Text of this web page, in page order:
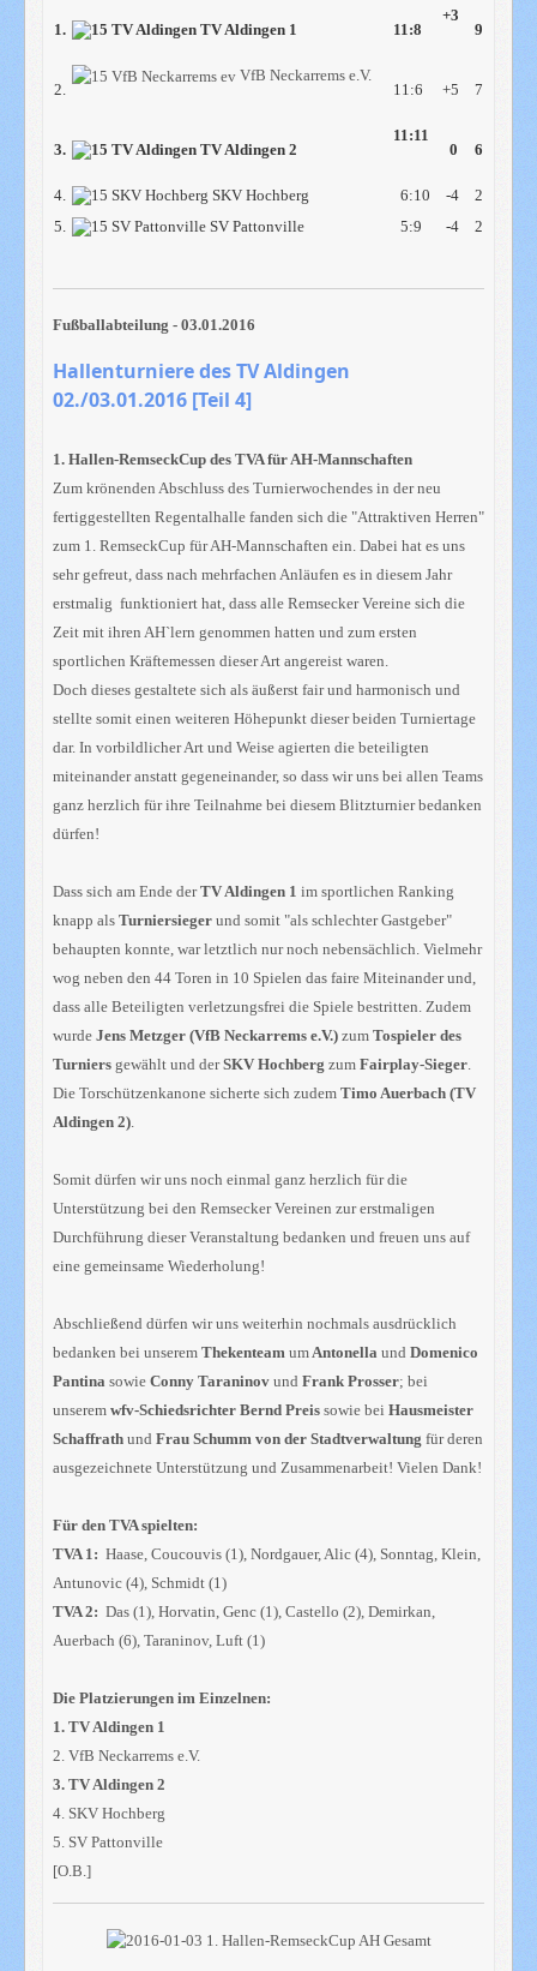
1. TV Aldingen 1 11:8
+3
9
2.
VfB Neckarrems e.V.
11:6
+5 7
3. TV Aldingen 2
11:11
0
6
4. SKV Hochberg 6:10 -4
2
5.
SV Pattonville 5:9 -4 2
Fußballabteilung - 03.01.2016
Hallenturniere des TV Aldingen
02./03.01.2016 [Teil 4]
1. Hallen-RemseckCup des TVA für AH-Mannschaften
Zum krönenden Abschluss des Turnierwochendes in der neu
fertiggestellten Regentalhalle fanden sich die "Attraktiven Herren"
zum 1. RemseckCup für AH-Mannschaften ein. Dabei hat es uns
sehr gefreut, dass nach mehrfachen Anläufen es in diesem Jahr
erstmalig funktioniert hat, dass alle Remsecker Vereine sich die
Zeit mit ihren AH`lern genommen hatten und zum ersten
sportlichen Kräftemessen dieser Art angereist waren.
Doch dieses gestaltete sich als äußerst fair und harmonisch und
stellte somit einen weiteren Höhepunkt dieser beiden Turniertage
dar. In vorbildlicher Art und Weise agierten die beteiligten
miteinander anstatt gegeneinander, so dass wir uns bei allen Teams
ganz herzlich für ihre Teilnahme bei diesem Blitzturnier bedanken
dürfen!
Dass sich am Ende derTV Aldingen 1 im sportlichen Ranking
knapp als Turniersiegerund somit "als schlechter Gastgeber"
behaupten konnte, war letztlich nur noch nebensächlich. Vielmehr
wog neben den 44 Toren in 10 Spielen das faire Miteinander und,
dass alle Beteiligten verletzungsfrei die Spiele bestritten. Zudem
wurde Jens Metzger (VfB Neckarrems e.V.)zum Tospieler des
Turniersgewählt und derSKV Hochberg zum Fairplay-Sieger.
Die Torschützenkanone sicherte sich zudem Timo Auerbach (TV
Aldingen 2).
Somit dürfen wir uns noch einmal ganz herzlich für die
Unterstützung bei den Remsecker Vereinen zur erstmaligen
Durchführung dieser Veranstaltung bedanken und freuen uns auf
eine gemeinsame Wiederholung!
Abschließend dürfen wir uns weiterhin nochmals ausdrücklich
bedanken bei unserem Thekenteam um Antonella und Domenico
Pantina sowieConny Taraninov und Frank Prosser; bei
unserem wfv-Schiedsrichter Bernd Preissowie bei Hausmeister
Schaffrathund Frau Schumm von der Stadtverwaltung für deren
ausgezeichnete Unterstützung und Zusammenarbeit! Vielen Dank!
Für den TVA spielten:
TVA 1: Haase, Coucouvis (1), Nordgauer, Alic (4), Sonntag, Klein,
Antunovic (4), Schmidt (1)
TVA 2: Das (1), Horvatin, Genc (1), Castello (2), Demirkan,
Auerbach (6), Taraninov, Luft (1)
Die Platzierungen im Einzelnen:
1. TV Aldingen 1
2. VfB Neckarrems e.V.
3. TV Aldingen 2
4. SKV Hochberg
5. SV Pattonville
[O.B.]